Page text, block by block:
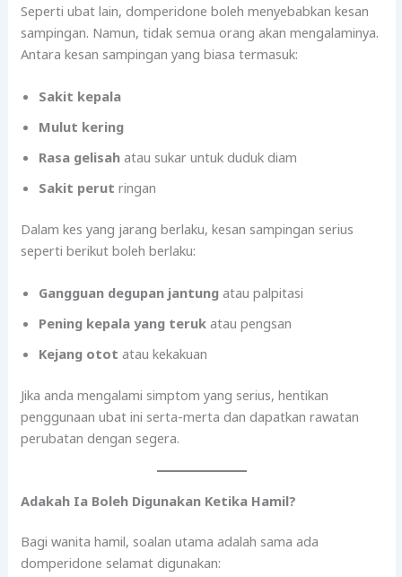
Seperti ubat lain, domperidone boleh menyebabkan kesan
sampingan. Namun, tidak semua orang akan mengalaminya.
Antara kesan sampingan yang biasa termasuk:
Sakit kepala
Mulut kering
Rasa gelisah atau sukar untuk duduk diam
Sakit perut ringan
Dalam kes yang jarang berlaku, kesan sampingan serius
seperti berikut boleh berlaku:
Gangguan degupan jantung atau palpitasi
Pening kepala yang teruk atau pengsan
Kejang otot atau kekakuan
Jika anda mengalami simptom yang serius, hentikan
penggunaan ubat ini serta-merta dan dapatkan rawatan
perubatan dengan segera.
Adakah Ia Boleh Digunakan Ketika Hamil?
Bagi wanita hamil, soalan utama adalah sama ada
domperidone selamat digunakan: